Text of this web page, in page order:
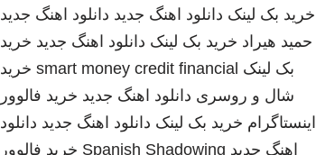
خرید بک لینک دانلود اهنگ جدید دانلود اهنگ جدید
حمید هیراد خرید بک لینک دانلود اهنگ جدید خرید
بک لینک smart money credit financial خرید
شال و روسری دانلود اهنگ جدید خرید فالوور
اینستاگرام خرید بک لینک دانلود اهنگ جدید دانلود
اهنگ جدید Spanish Shadowing خرید فالوور